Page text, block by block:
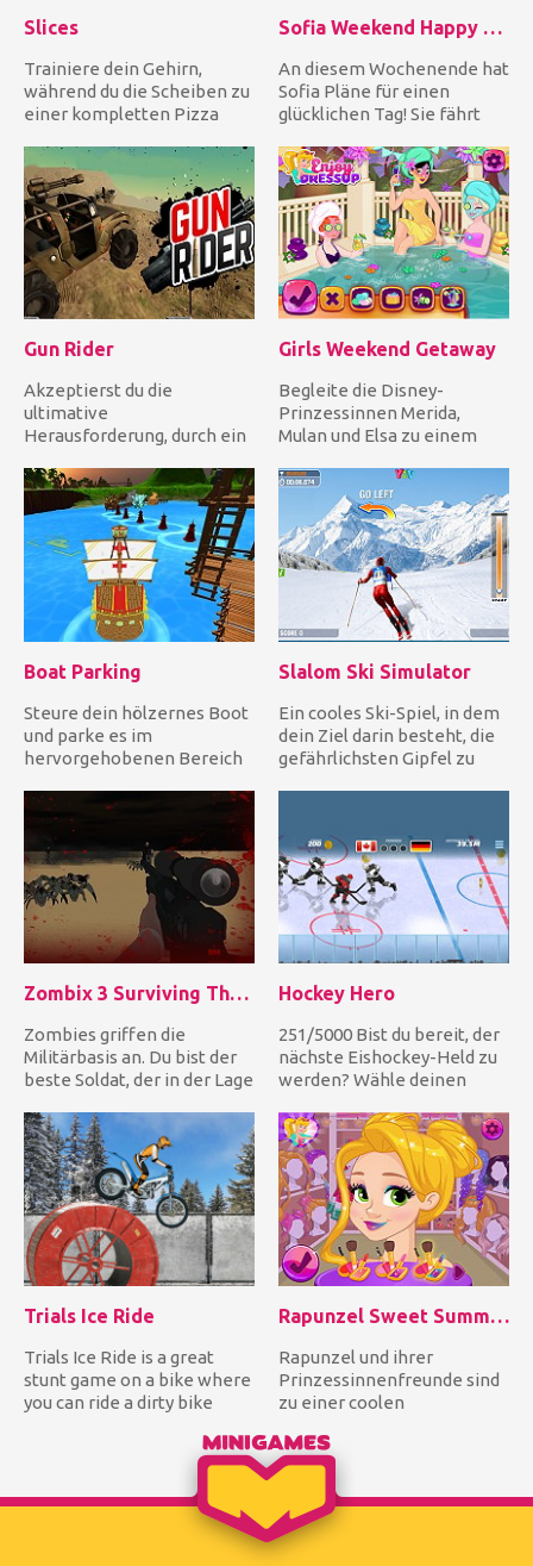
Slices
Trainiere dein Gehirn,
während du die Scheiben zu
einer kompletten Pizza
einf...
Sofia Weekend Happy Day
An diesem Wochenende hat
Sofia Pläne für einen
glücklichen Tag! Sie fährt
Gun Rider
Akzeptierst du die
ultimative
Herausforderung, durch ein
fahren? Wenn deine An...
Girls Weekend Getaway
Begleite die Disney-
Prinzessinnen Merida,
Mulan und Elsa zu einem
Mädchen! Begi...
Boat Parking
Steure dein hölzernes Boot
und parke es im
hervorgehobenen Bereich
andere Boote...
Slalom Ski Simulator
Ein cooles Ski-Spiel, in dem
dein Ziel darin besteht, die
gefährlichsten Gipfel zu
Zombix 3 Surviving The Desert
Zombies griffen die
Militärbasis an. Du bist der
beste Soldat, der in der Lage
Hockey Hero
251/5000 Bist du bereit, der
nächste Eishockey-Held zu
werden? Wähle deinen
Trials Ice Ride
Trials Ice Ride is a great
stunt game on a bike where
you can ride a dirty bike
Rapunzel Sweet Summer Party
Rapunzel und ihrer
Prinzessinnenfreunde sind
zu einer coolen
worden! Schneew...